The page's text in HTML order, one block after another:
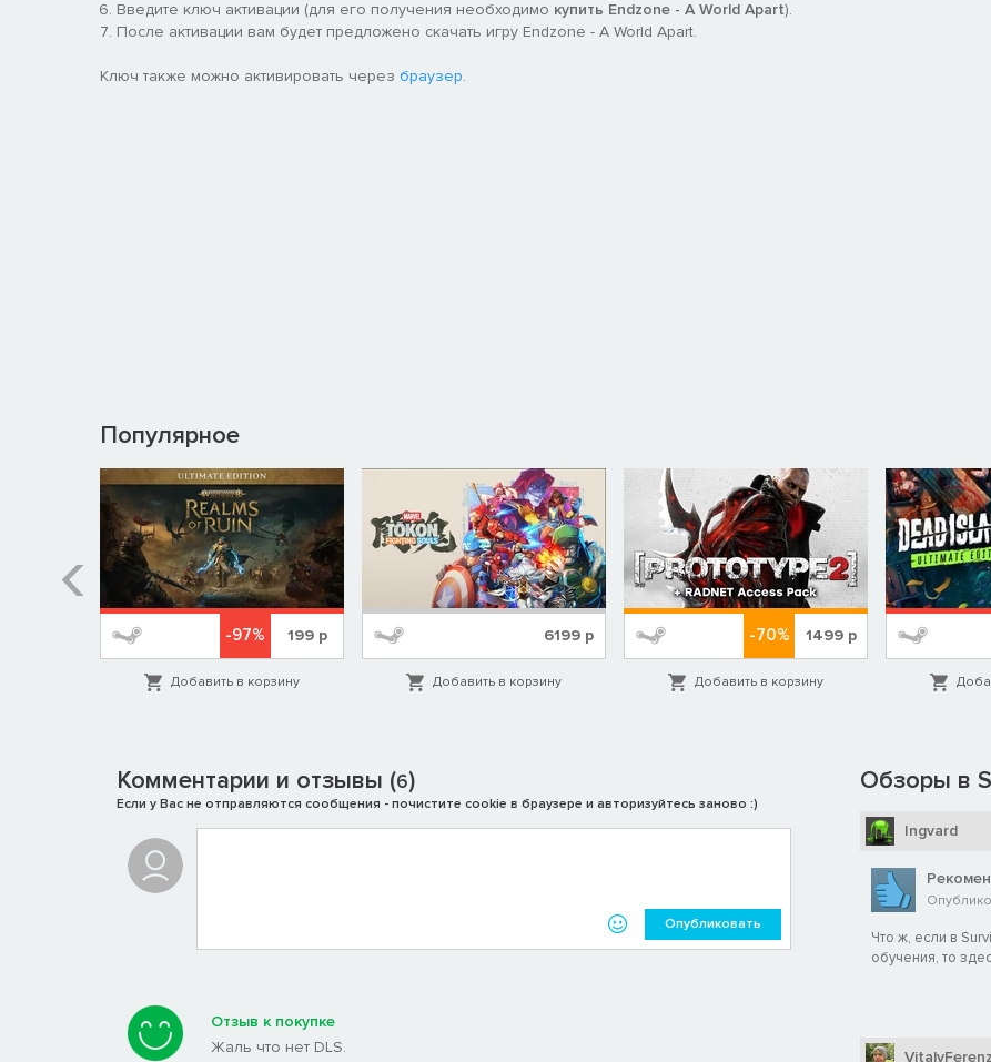
У каждой клетки земной поверхности в игре есть изменчивые уровни влажности и радиации. Смотрите, как тучи
поливают почву, или готовьтесь к постоянной борьбе с полными токсичных веществ дождями, что грозят принести на
ваши земли губительное излучение.
Климат планеты изменился! Готовьтесь к частым изнурительным засухам и планируйте все заранее. Делайте запасы
воды и провизии. Каждый цикл принесет с собой новые испытания! Переживайте неукротимые песчаные бури,
которые рушат постройки и несут с собой смертельную радиацию.
Введите ключ активации (для его получения необходимо купить Endzone - A World Apart).
После активации вам будет предложено скачать игру Endzone - A World Apart.
Ключ также можно активировать через браузер.
Популярное
-97% 199р
Добавить в корзину
6199 р
Добавить в корзину
-70% 1499р
Добавить в корзину
Комментарии и отзывы (6)
Если у Вас не отправляются сообщения - почистите cookie в браузере и авторизуйтесь заново :)
Опубликовать
Отзыв к покупке
Жаль что нет DLS.
Обзоры в
Ingvard
Что ж, если в
обучения, то